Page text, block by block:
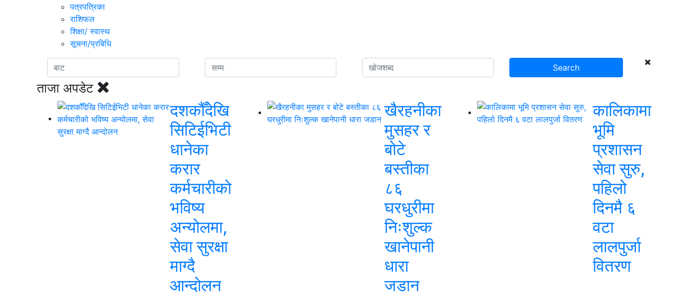
पत्रपत्रिका
राशिफल
शिक्षा/ स्वास्थ
सूचना/प्रबिधि
ताजा अपडेट
दशकौँदेखि
सिटिईभिटी
धानेका
करार
कर्मचारीको
भविष्य
अन्योलमा,
सेवा सुरक्षा
माग्दै
आन्दोलन
खैरहनीका
मुसहर र
बोटे
बस्तीका
८६
घरधुरीमा
निःशुल्क
खानेपानी
धारा
जडान
कालिकामा
भूमि
प्रशासन
सेवा सुरु,
पहिलो
दिनमै ६
वटा
लालपुर्जा
वितरण